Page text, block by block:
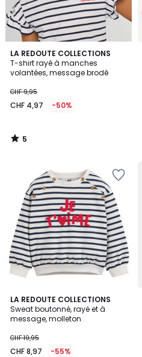
LA REDOUTE COLLECTIONS
T-shirt rayé à manches
volantées, message brodé
CHF 9,95
CHF 4,97 -50%
5
/
5
5
/
LA REDOUTE COLLECTIONS
Sweat boutonné, rayé et à
message, molleton
CHF 19,95
CHF 8,97 -55%
4,8
/ 5